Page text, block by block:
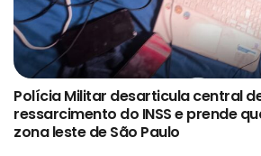
Polícia Militar desarticula central
ressarcimento do INSS e prende
zona leste de São Paulo